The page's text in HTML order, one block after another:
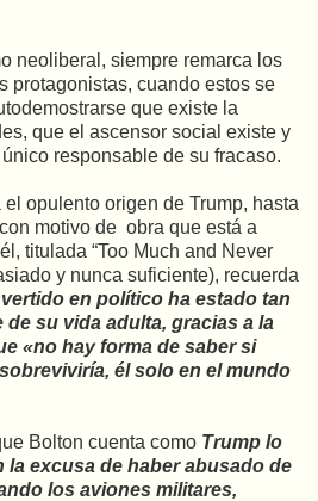
neoliberal, siempre remarca los
protagonistas, cuando estos se
que existe la
que el ascensor social existe y
responsable de su fracaso.
opulento origen de Trump, hasta
con motivo de obra que está a
titulada “Too Much and Never
y nunca suficiente), recuerda
en político ha estado tan
su vida adulta, gracias a la
«no hay forma de saber si
él solo en el mundo
Bolton cuenta como Trump lo
excusa de haber abusado de
los aviones militares,